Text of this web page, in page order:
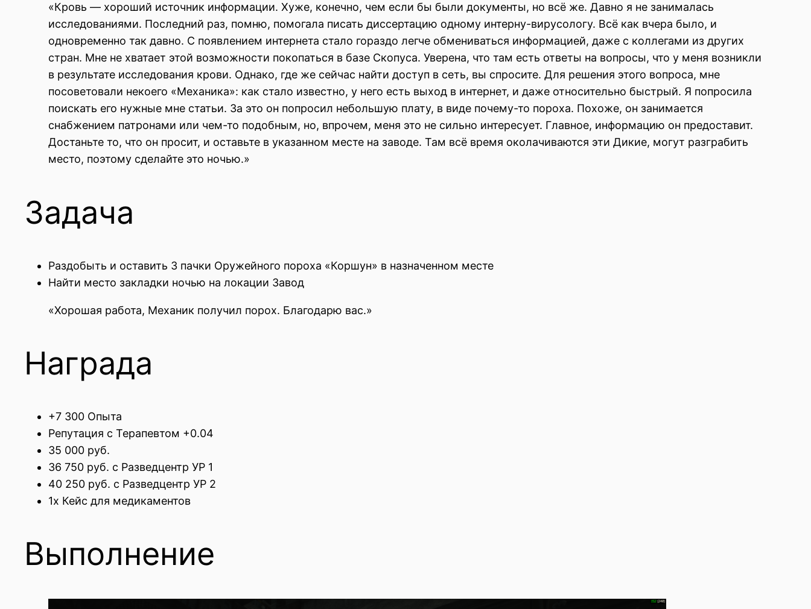
«Кровь — хороший источник информации. Хуже, конечно, чем если бы были документы, но всё же. Давно я не занималась
исследованиями. Последний раз, помню, помогала писать диссертацию одному интерну-вирусологу. Всё как вчера было, и
одновременно так давно. С появлением интернета стало гораздо легче обмениваться информацией, даже с коллегами из других
стран. Мне не хватает этой возможности покопаться в базе Скопуса. Уверена, что там есть ответы на вопросы, что у меня возникли
в результате исследования крови. Однако, где же сейчас найти доступ в сеть, вы спросите. Для решения этого вопроса, мне
посоветовали некоего «Механика»: как стало известно, у него есть выход в интернет, и даже относительно быстрый. Я попросила
поискать его нужные мне статьи. За это он попросил небольшую плату, в виде почему-то пороха. Похоже, он занимается
снабжением патронами или чем-то подобным, но, впрочем, меня это не сильно интересует. Главное, информацию он предоставит.
Достаньте то, что он просит, и оставьте в указанном месте на заводе. Там всё время околачиваются эти Дикие, могут разграбить
место, поэтому сделайте это ночью.»
Задача
Раздобыть и оставить 3 пачки Оружейного пороха «Коршун» в назначенном месте
Найти место закладки ночью на локации Завод
«Хорошая работа, Механик получил порох. Благодарю вас.»
Награда
+7 300 Опыта
Репутация с Терапевтом +0.04
35 000 руб.
36 750 руб. с Разведцентр УР 1
40 250 руб. с Разведцентр УР 2
1x Кейс для медикаментов
Выполнение